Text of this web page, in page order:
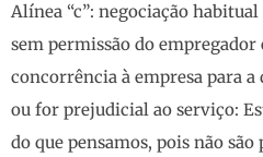
Alínea “c”: negociação
sem permissão do
concorrência à empresa para
ou for prejudicial ao serviço:
do que pensamos, pois não são